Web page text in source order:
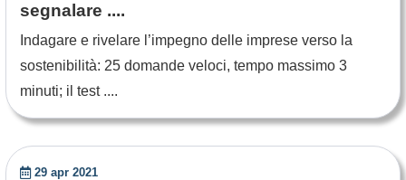
segnalare ....
Indagare e rivelare l’impegno delle imprese verso la
sostenibilità: 25 domande veloci, tempo massimo 3
minuti; il test ....
29 apr 2021